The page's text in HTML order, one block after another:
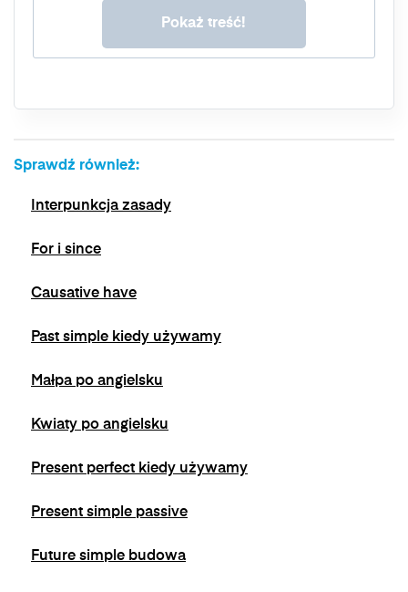
przetwarzania, prawo do przenoszenia danych,
bez wpływu na zgodność z prawem
jest możliwe poprzez kontakt z Administratorem
naciśniecie przycisku "wypisz się" znajdującego
Sprawdź również:
Interpunkcja zasady
For i since
Causative have
Past simple kiedy używamy
Małpa po angielsku
Kwiaty po angielsku
Present perfect kiedy używamy
Present simple passive
Future simple budowa